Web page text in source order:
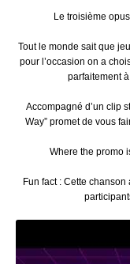
Le troisième
Tout le monde sait que
pour l’occasion on a
parfaitement
Accompagné d’un clip
Way” promet de vous
Where the promo
Fun fact : Cette